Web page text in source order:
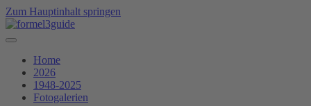
Zum Hauptinhalt springen
Home
2026
1948-2025
Fotogalerien